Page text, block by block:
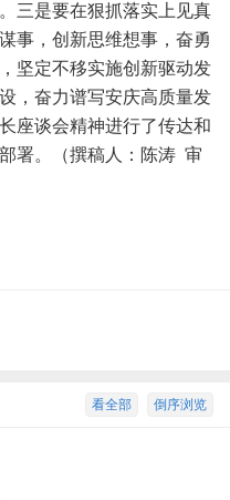
三是要在狠抓落实上见真
事，创新思维想事，奋勇
坚定不移实施创新驱动发
，奋力谱写安庆高质量发
座谈会精神进行了传达和
署。（撰稿人：陈涛 审
倒序浏览
看全部